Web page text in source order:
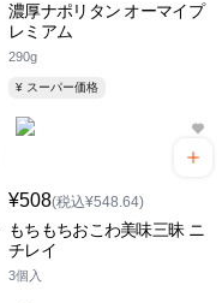
濃厚ナポリタン オーマイプ
レミアム
290g
¥ スーパー価格
¥508(税込¥548.64)
もちもちおこわ美味三昧 ニ
チレイ
3個入